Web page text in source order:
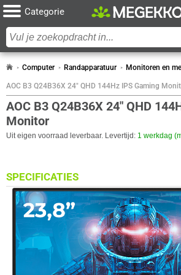
Categorie
Computer Randapparatuur Monitoren en
AOC B3 Q24B36X 24" QHD 144Hz IPS Gaming
AOC B3 Q24B36X 24" QHD
Monitor
Uit eigen voorraad leverbaar. Levertijd: 1 werkdag
SPECIFICATIES
BEELDSCHERM
Eigenschap Waarde
Adobe RGB dekking
98,7 procent
Antireflectiescherm
✓︎
Backlight type
W-LED
IPS
ACTIES
MAAK NU KANS OP EEN JAAR GRATIS